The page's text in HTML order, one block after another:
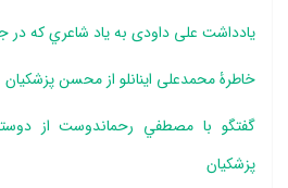
یادداشت علی داودی به ياد شاعري که در
خاطرۀ محمدعلی اینانلو از محسن پزشکیان
گفتگو با مصطفي رحماندوست از
پزشكيان